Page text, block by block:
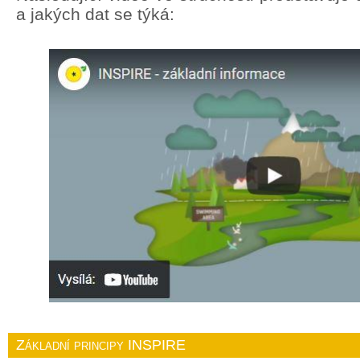
a jakých dat se týká:
Základní principy INSPIRE